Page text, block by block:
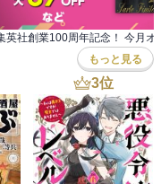
もっと見る
3位